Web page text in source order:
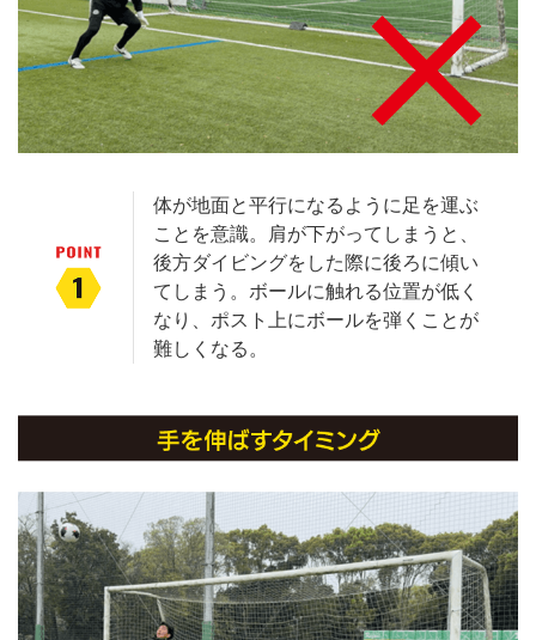
体が地面と平行になるように足を運ぶ
ことを意識。肩が下がってしまうと、
後方ダイビングをした際に後ろに傾い
てしまう。ボールに触れる位置が低く
なり、ポスト上にボールを弾くことが
難しくなる。